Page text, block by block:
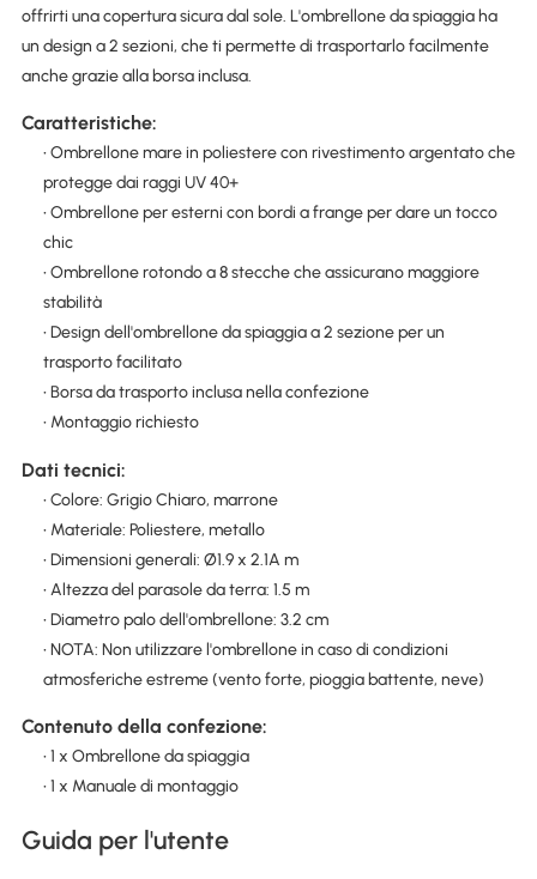
offrirti una copertura sicura dal sole. L'ombrellone da spiaggia ha
un design a 2 sezioni, che ti permette di trasportarlo facilmente
anche grazie alla borsa inclusa.
Caratteristiche:
• Ombrellone mare in poliestere con rivestimento argentato che
protegge dai raggi UV 40+
• Ombrellone per esterni con bordi a frange per dare un tocco
chic
• Ombrellone rotondo a 8 stecche che assicurano maggiore
stabilità
• Design dell'ombrellone da spiaggia a 2 sezione per un
trasporto facilitato
• Borsa da trasporto inclusa nella confezione
• Montaggio richiesto
Dati tecnici:
• Colore: Grigio Chiaro, marrone
• Materiale: Poliestere, metallo
• Dimensioni generali: Ø1.9 x 2.1A m
• Altezza del parasole da terra: 1.5 m
• Diametro palo dell'ombrellone: 3.2 cm
• NOTA: Non utilizzare l'ombrellone in caso di condizioni
atmosferiche estreme (vento forte, pioggia battente, neve)
Contenuto della confezione:
• 1 x Ombrellone da spiaggia
• 1 x Manuale di montaggio
Guida per l'utente